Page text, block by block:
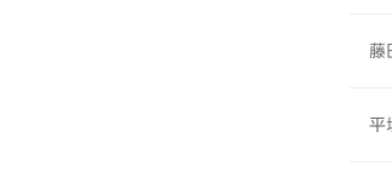
藤
平